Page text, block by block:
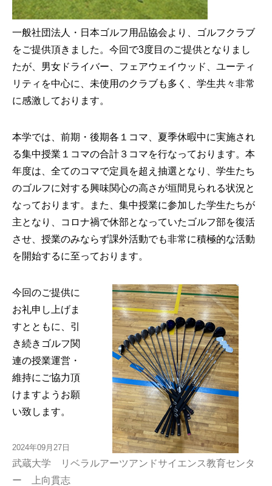
一般社団法人・日本ゴルフ用品協会より、ゴルフクラブ
をご提供頂きました。今回で3度目のご提供となりまし
たが、男女ドライバー、フェアウェイウッド、ユーティ
リティを中心に、未使用のクラブも多く、学生共々非常
に感激しております。
本学では、前期・後期各１コマ、夏季休暇中に実施され
る集中授業１コマの合計３コマを行なっております。本
年度は、全てのコマで定員を超え抽選となり、学生たち
のゴルフに対する興味関心の高さが垣間見られる状況と
なっております。また、集中授業に参加した学生たちが
主となり、コロナ禍で休部となっていたゴルフ部を復活
させ、授業のみならず課外活動でも非常に積極的な活動
を開始するに至っております。
今回のご提供に
お礼申し上げま
すとともに、引
き続きゴルフ関
連の授業運営・
維持にご協力頂
けますようお願
い致します。
2024年09月27日
武蔵大学 リベラルアーツアンドサイエンス教育センタ
ー 上向貫志